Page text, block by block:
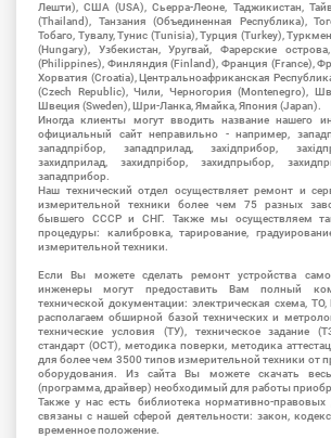
Лешти), США (USA), Сьерра-Леоне, Таджикистан,
(Thailand), Танзания (Объединенная Республика),
Тобаго, Тувалу, Тунис (Tunisia), Турция (Turkey),
(Hungary), Узбекистан, Уругвай, Фарерские
(Philippines), Финляндия (Finland), Франция (France),
Хорватия (Croatia), Центральноафриканская
(Czech Republic), Чили, Черногория (Montenegro),
Швеция (Sweden), Шри-Ланка, Ямайка, Япония (Japan).
Иногда клиенты могут вводить название нашего
официальный сайт неправильно - например,
западпрібор, западприлад, західприбор,
захидприлад, захидпрібор, захидпрыбор,
западприбор.
Наш технический отдел осуществляет ремонт и
измерительной техники более чем 75 разных
бывшего СССР и СНГ. Также мы осуществляем
процедуры: калибровка, тарирование,
измерительной техники.
Если Вы можете сделать ремонт устройства
инженеры могут предоставить Вам полный
технической документации: электрическая схема,
располагаем обширной базой технических и
технические условия (ТУ), техническое задание
стандарт (ОСТ), методика поверки, методика
для более чем 3500 типов измерительной техники от
оборудования. Из сайта Вы можете скачать
(программа, драйвер) необходимый для работы
Также у нас есть библиотека нормативно-
связаны с нашей сферой деятельности: закон,
временное положение.